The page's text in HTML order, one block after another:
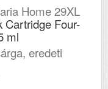
Home 29XL
Cartridge Four-
ml
eredeti